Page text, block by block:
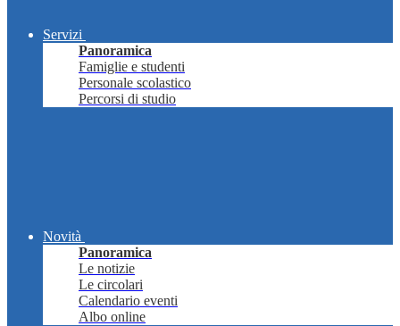
Servizi
Panoramica
Famiglie e studenti
Personale scolastico
Percorsi di studio
Novità
Panoramica
Le notizie
Le circolari
Calendario eventi
Albo online